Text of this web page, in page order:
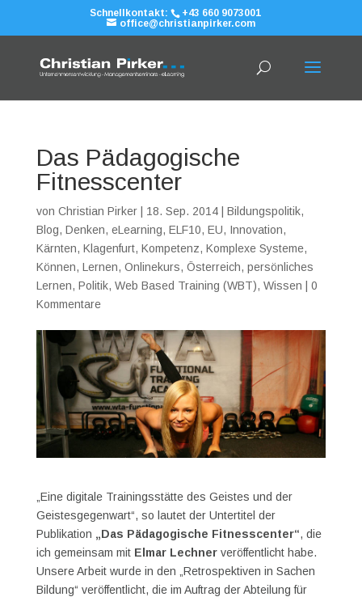
Schnellkontakt:
+43 660 9073001
office@christianpirker.com
Das Pädagogische
Fitnesscenter
von Christian Pirker| 18. Sep. 2014| Bildungspolitik,
Blog, Denken, eLearning, ELF10, EU, Innovation,
Kärnten, Klagenfurt, Kompetenz, Komplexe Systeme,
Können, Lernen, Onlinekurs, Österreich, persönliches
Lernen, Politik, Web Based Training (WBT), Wissen
0
Kommentare
„Eine digitale Trainingsstätte des Geistes und der
Geistesgegenwart“, so lautet der Untertitel der
Publikation „Das Pädagogische Fitnesscenter“, die
ich gemeinsam mit Elmar Lechnerveröffentlicht habe.
Unsere Arbeit wurde in den „Retrospektiven in Sachen
Bildung“ veröffentlicht, die im Auftrag der Abteilung für